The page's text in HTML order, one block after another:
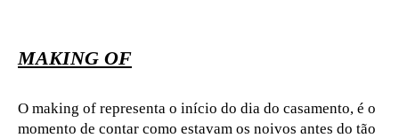
MAKING OF
O making of representa o início do dia do casamento, é o
momento de contar como estavam os noivos antes do tão